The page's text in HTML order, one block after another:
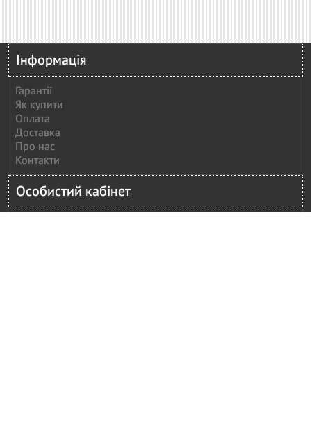
Інформація
Гарантії
Як купити
Оплата
Доставка
Про нас
Контакти
Особистий кабінет